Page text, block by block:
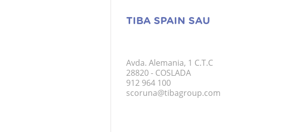
TIBA SPAIN SAU
Avda. Alemania, 1 C.T.C
28820 - COSLADA
912 964 100
scoruna@tibagroup.com